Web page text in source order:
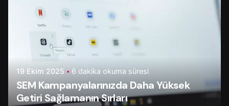
19 Ekim 2025 6 dakika okuma süresi
SEM Kampanyalarınızda Daha Yüksek
Getiri Sağlamanın Sırları